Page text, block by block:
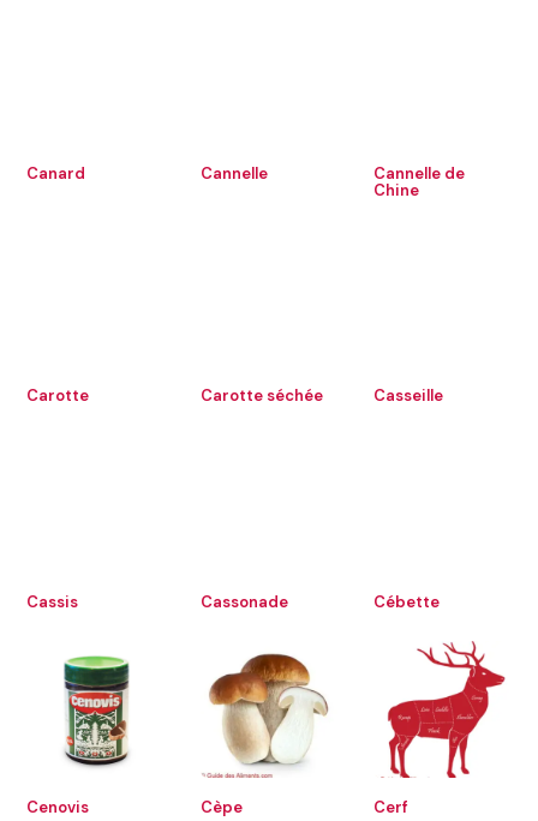
Canard Cannelle
Cannelle de
Chine
Carotte Carotte séchée Casseille
Cassis Cassonade Cébette
Cenovis Cèpe Cerf